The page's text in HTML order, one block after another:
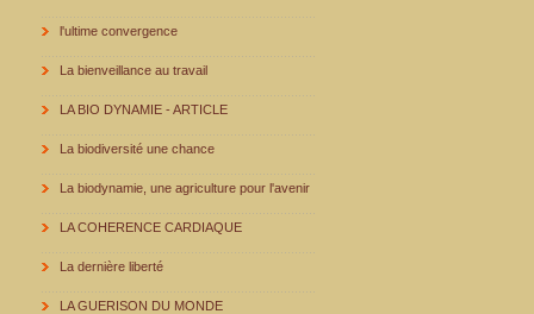
l'ultime convergence
La bienveillance au travail
LA BIO DYNAMIE - ARTICLE
La biodiversité une chance
La biodynamie, une agriculture pour l'avenir
LA COHERENCE CARDIAQUE
La dernière liberté
LA GUERISON DU MONDE